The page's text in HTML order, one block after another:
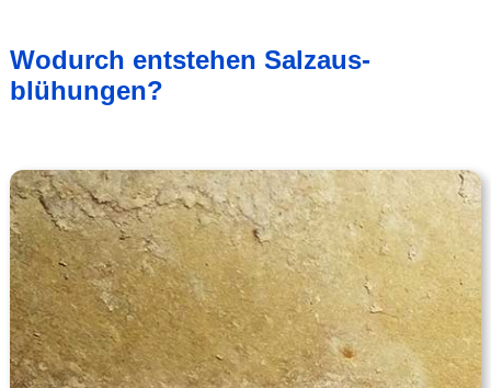
Wodurch entstehen Salz­aus­
blühungen?